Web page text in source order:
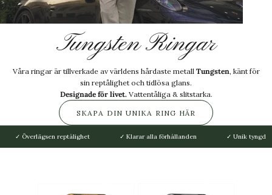
Tungsten Ringar
Våra ringar är tillverkade av världens hårdaste metall Tungsten, känt för
sin reptålighet och tidlösa glans.
Designade för livet.Vattentåliga & slitstarka.
SKAPA DIN UNIKA RING HÄR
✓ Överlägsen reptålighet ✓ Klarar alla förhållanden ✓ Unik tyngd